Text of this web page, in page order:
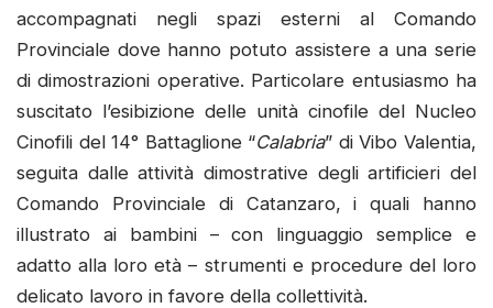
accompagnati negli spazi esterni al Comando
Provinciale dove hanno potuto assistere a una serie
di dimostrazioni operative. Particolare entusiasmo ha
suscitato l’esibizione delle unità cinofile del Nucleo
Cinofili del 14° Battaglione “Calabria” di Vibo Valentia,
seguita dalle attività dimostrative degli artificieri del
Comando Provinciale di Catanzaro, i quali hanno
illustrato ai bambini – con linguaggio semplice e
adatto alla loro età – strumenti e procedure del loro
delicato lavoro in favore della collettività.